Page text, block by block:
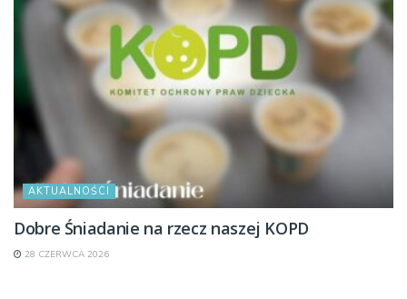
AKTUALNOŚCI
Dobre Śniadanie na rzecz naszej KOPD
28 CZERWCA 2026